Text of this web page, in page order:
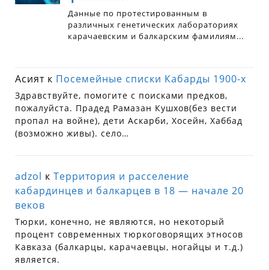
Асият к Посемейные списки Кабарды 1900-х
Здравствуйте, помогите с поисками предков,
пожалуйста. Прадед Рамазан Кушхов(без вести
пропал на войне), дети Аскарби, Хосейн, Хаббад
(возможно живы). село…
adzol кТерритория и расселение
кабардинцев и балкарцев в 18 — начале 20
веков
Тюрки, конечно, не являются, но некоторый
процент современных тюркоговорящих этносов
Кавказа (балкарцы, карачаевцы, ногайцы и т.д.)
является.